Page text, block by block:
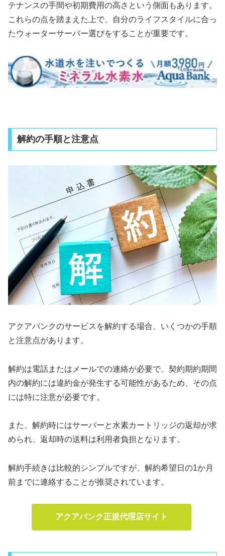
テナンスの手間や初期費用の高さという側面もあります。
これらの点を踏まえた上で、自分のライフスタイルに合っ
たウォーターサーバー選びをすることが重要です。
解約の手順と注意点
アクアバンクのサービスを解約する場合、いくつかの手順
と注意点があります。
解約は電話またはメールでの連絡が必要で、契約期約期間
内の解約には違約金が発生する可能性があるため、その点
には特に注意が必要です。
また、解約時にはサーバーと水素カートリッジの返却が求
められ、返却時の送料は利用者負担となります。
解約手続きは比較的シンプルですが、解約希望日の1か月
前までに連絡することが推奨されています。
アクアバンク正規代理店サイト